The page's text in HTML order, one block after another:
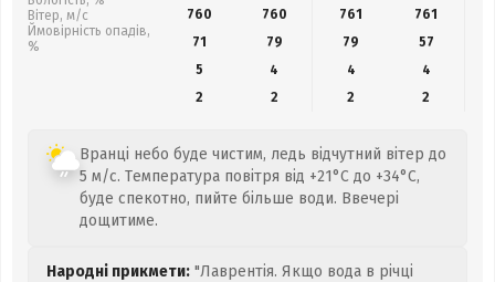
Вітер, м/с
Ймовірність опадів,
%
760
760 761 761
71
79 79 57
5
4 4
4
2
2 2 2
Вранці небо буде чистим, ледь відчутний вітер до
5 м/с. Температура повітря від +21°C до +34°C,
буде спекотно, пийте більше води. Ввечері
дощитиме.
Народні прикмети: "Лаврентія. Якщо вода в річці